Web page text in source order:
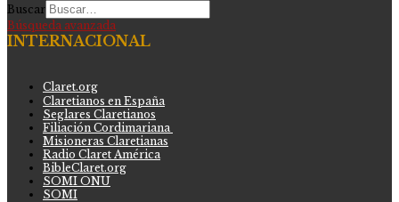
Buscar
Búsqueda avanzada
INTERNACIONAL
Claret.org
Claretianos en España
Seglares Claretianos
Filiación Cordimariana
Misioneras Claretianas
Radio Claret América
BibleClaret.org
SOMI ONU
SOMI